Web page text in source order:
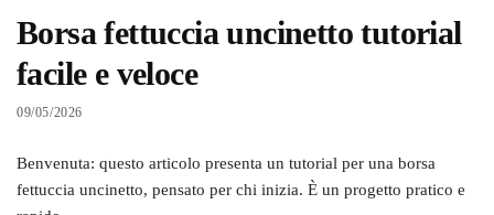
Borsa fettuccia uncinetto tutorial
facile e veloce
09/05/2026
Benvenuta: questo articolo presenta un tutorial per una borsa
fettuccia uncinetto, pensato per chi inizia. È un progetto pratico e